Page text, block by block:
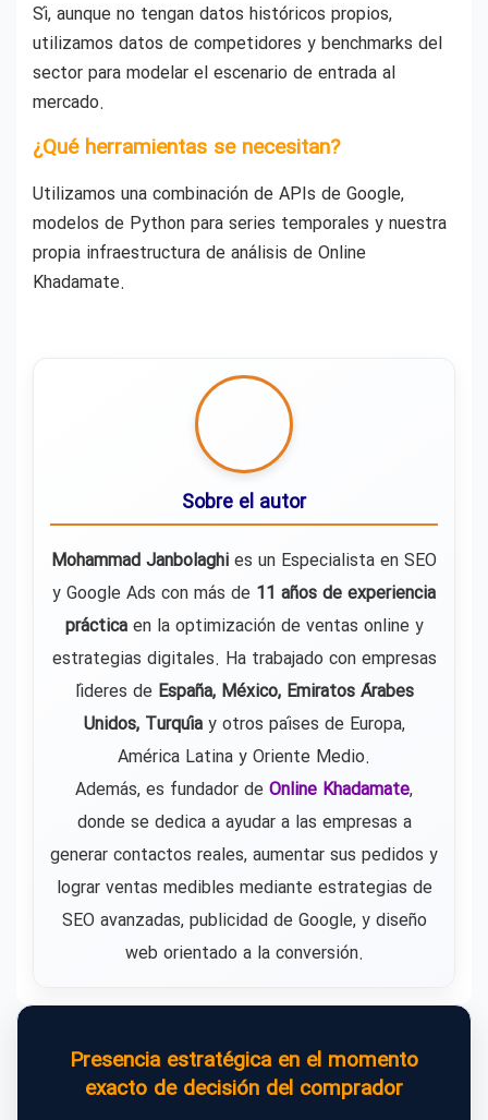
Sí, aunque no tengan datos históricos propios,
utilizamos datos de competidores y benchmarks del
sector para modelar el escenario de entrada al
mercado.
¿Qué herramientas se necesitan?
Utilizamos una combinación de APIs de Google,
modelos de Python para series temporales y nuestra
propia infraestructura de análisis de Online
Khadamate.
Sobre el autor
Mohammad Janbolaghi es un Especialista en SEO
y Google Ads con más de 11 años de experiencia
prácticaen la optimización de ventas online y
estrategias digitales. Ha trabajado con empresas
líderes de España, México, Emiratos Árabes
Unidos, Turquíay otros países de Europa,
América Latina y Oriente Medio.
Además, es fundador de Online Khadamate,
donde se dedica a ayudar a las empresas a
generar contactos reales, aumentar sus pedidos y
lograr ventas medibles mediante estrategias de
SEO avanzadas, publicidad de Google, y diseño
web orientado a la conversión.
Presencia estratégica en el momento
exacto de decisión del comprador